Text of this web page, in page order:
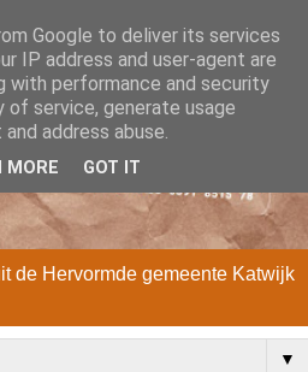
de Hervormde gemeente Katwijk
▼
Google to deliver its services
IP address and user-agent are
with performance and security
service, generate usage
address abuse.
MORE GOT IT